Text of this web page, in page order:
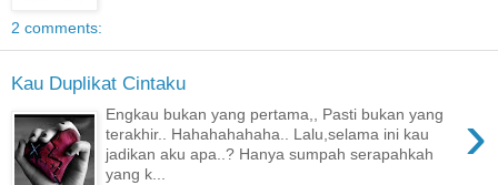
2 comments:
Kau Duplikat Cintaku
›
Engkau bukan yang pertama,, Pasti bukan yang
terakhir.. Hahahahahaha.. Lalu,selama ini kau
jadikan aku apa..? Hanya sumpah serapahkah
yang k...